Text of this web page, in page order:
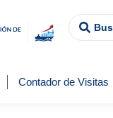
Contador de Visitas